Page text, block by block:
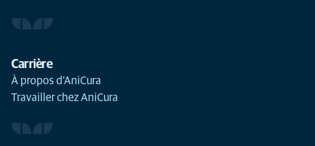
Carrière
À propos d’AniCura
Travailler chez AniCura